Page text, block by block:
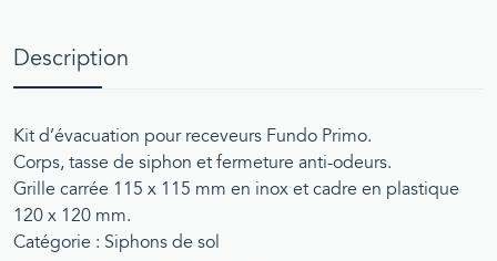
Description
Kit d’évacuation pour receveurs Fundo Primo.
Corps, tasse de siphon et fermeture anti-odeurs.
Grille carrée 115 x 115 mm en inox et cadre en plastique
120 x 120 mm.
Catégorie : Siphons de sol